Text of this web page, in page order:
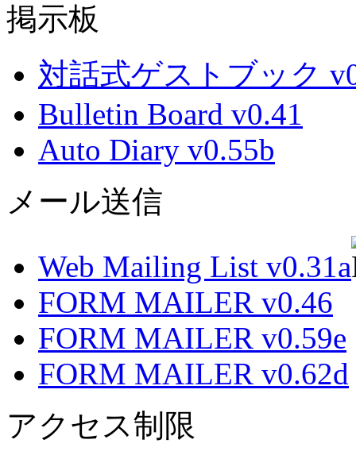
掲示板
対話式ゲストブック
Bulletin Board v0.41
Auto Diary v0.55b
メール送信
Web Mailing List v0.31a
FORM MAILER v0.46
FORM MAILER v0.59e
FORM MAILER v0.62d
アクセス制限